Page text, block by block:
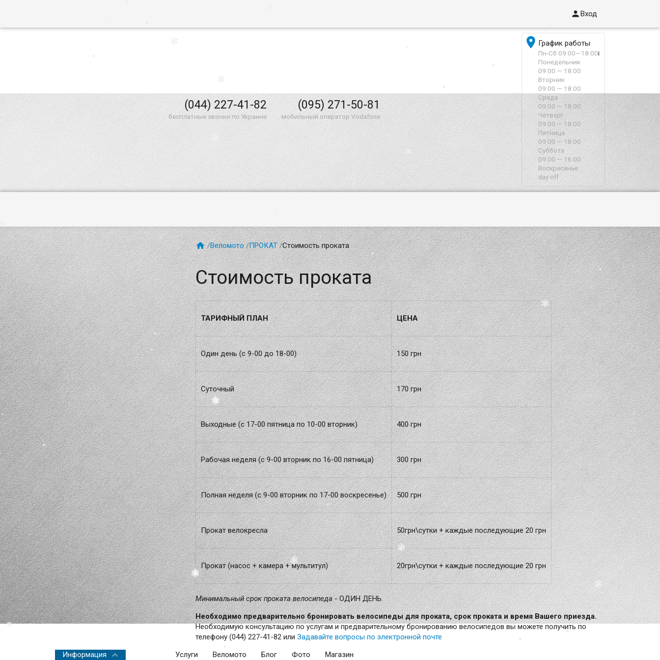
Вход
(044) 227-41-82
бесплатные звонки по Украине
(095) 271-50-81
мобильный оператор Vodafone
 График работы
Пн-Сб 09:00—18:00i
Понедельник
09:00 — 18:00
Вторник
09:00 — 18:00
Среда
09:00 — 18:00
Четверг
09:00 — 18:00
Пятница
09:00 — 18:00
Суббота
09:00 — 16:00
Воскресенье
day off
 /Веломото /ПРОКАТ /Стоимость проката
Стоимость проката
ТАРИФНЫЙ ПЛАН ЦЕНА
Один день (с 9-00 до 18-00) 150 грн
Суточный 170 грн
Выходные (с 17-00 пятница по 10-00 вторник) 400 грн
Рабочая неделя (с 9-00 вторник по 16-00 пятница) 300 грн
Полная неделя (с 9-00 вторник по 17-00 воскресенье) 500 грн
Прокат велокресла 50грн\сутки + каждые последующие 20 грн
Прокат (насос + камера + мультитул) 20грн\сутки + каждые последующие 20 грн
Минимальный срок проката велосипеда- ОДИН ДЕНЬ.
Необходимо предварительно бронировать велосипеды для проката, срок проката и время Вашего приезда.
Необходимую консультацию по услугам и предварительному бронированию велосипедов вы можете получить по
телефону (044) 227-41-82 или Задавайте вопросы по электронной почте
Информация
Услуги Веломото Блог Фото Магазин